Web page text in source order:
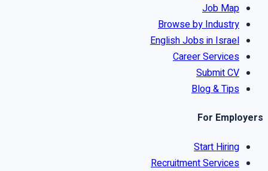
Job Map
Browse by Industry
English Jobs in Israel
Career Services
Submit CV
Blog & Tips
For Employers
Start Hiring
Recruitment Services